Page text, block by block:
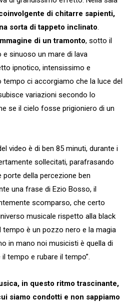
di chitarre sapienti,
sorta di tappeto inclinato.
di un tramonto, sotto il
sinuoso un mare di lava
ipnotico, intensissimo e
tempo ci accorgiamo che la luce del
variazioni secondo lo
se il cielo fosse prigioniero di un
video è di ben 85 minuti, durante i
sollecitati, parafrasando
porte della percezione ben
una frase di Ezio Bosso, il
scomparso, che certo
musicale rispetto alla black
tempo è un pozzo nero e la magia
in mano noi musicisti è quella di
tempo e rubare il tempo”.
in questo ritmo trascinante,
siamo condotti e non sappiamo